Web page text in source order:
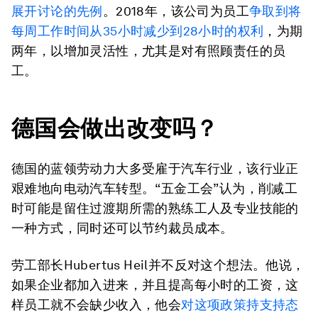
展开讨论的先例 。2018年，该公司为员工争取到将
每周工作时间从35小时减少到28小时的权利
，为期
两年，以增加灵活性，尤其是对有照顾责任的员
工。
德国会做出改变吗？
德国的蓝领劳动力大多受雇于汽车行业，该行业正
艰难地向电动汽车转型。“五金工会”认为，削减工
时可能是留住过渡期所需的熟练工人及专业技能的
一种方式，同时还可以节约裁员成本。
劳工部长Hubertus Heil并不反对这个想法。他说，
如果企业都加入进来，并且提高每小时的工资，这
样员工就不会缺少收入，他会对这项政策持支持态